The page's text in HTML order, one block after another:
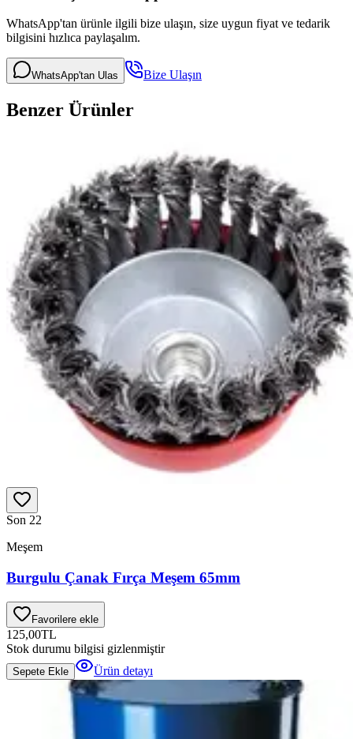
WhatsApp'tan ürünle ilgili bize ulaşın, size uygun fiyat ve tedarik
bilgisini hızlıca paylaşalım.
WhatsApp'tan Ulas Bize Ulaşın
Benzer Ürünler
Son 22
Meşem
Burgulu Çanak Fırça Meşem 65mm
Favorilere ekle
125,00TL
Stok durumu bilgisi gizlenmiştir
Sepete Ekle Ürün detayı